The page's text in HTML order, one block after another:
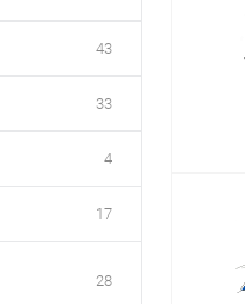
43
33
4
17
28